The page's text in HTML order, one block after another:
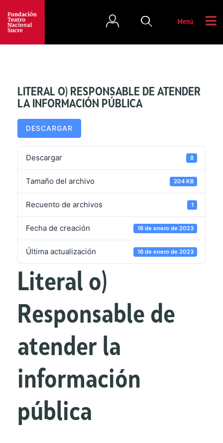
Menú
LITERAL O) RESPONSABLE DE ATENDER
LA INFORMACIÓN PÚBLICA
DESCARGAR
Descargar 8
Tamaño del archivo 204 KB
Recuento de archivos 1
Fecha de creación 16 de enero de 2023
Última actualización 16 de enero de 2023
Literal o)
Responsable de
atender la
información
pública